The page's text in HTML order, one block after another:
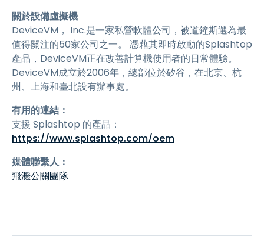
關於設備虛擬機
DeviceVM， Inc.是一家私營軟體公司，被道鐘斯選為最
值得關注的50家公司之一。 憑藉其即時啟動的Splashtop
產品，DeviceVM正在改善計算機使用者的日常體驗。
DeviceVM成立於2006年，總部位於矽谷，在北京、杭
州、上海和臺北設有辦事處。
有用的連結：
支援 Splashtop 的產品：
https://www.splashtop.com/oem
媒體聯繫人：
飛濺公關團隊